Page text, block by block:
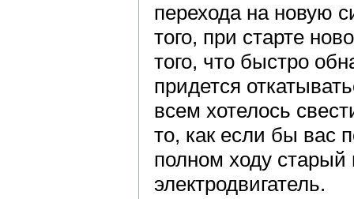
перехода на новую
того, при старте
того, что быстро
придется
всем хотелось
то, как если бы вас
полном ходу старый
электродвигатель.